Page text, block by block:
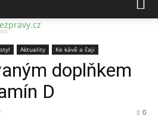
Aktuality Ke kávě a čaji
doplňkem
D
0